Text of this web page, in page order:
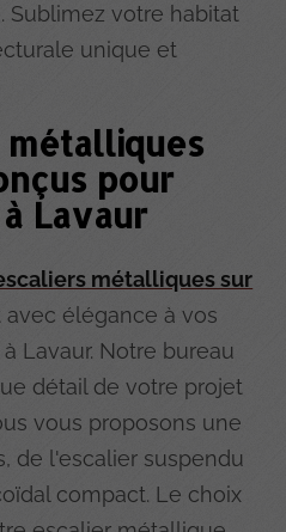
Sublimez votre habitat
unique et
métalliques
pour
Lavaur
métalliques sur
élégance à vos
Lavaur. Notre bureau
détail de votre projet
vous proposons une
de l'escalier suspendu
compact. Le choix